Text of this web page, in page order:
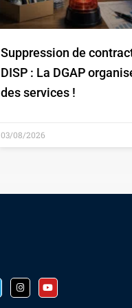
Suppression de
DISP : La DGAP
des services !
03/08/2026